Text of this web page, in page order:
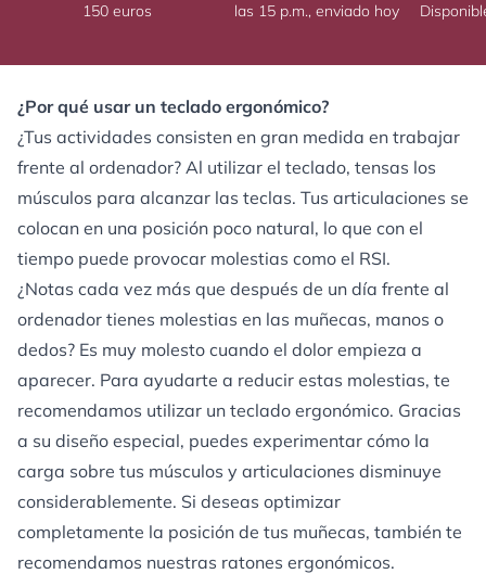
150 euros
las 15 p.m., enviado hoy
¿Por qué usar un teclado ergonómico?
¿Tus actividades consisten en gran medida en trabajar
frente al ordenador? Al utilizar el teclado, tensas los
músculos para alcanzar las teclas. Tus articulaciones se
colocan en una posición poco natural, lo que con el
tiempo puede provocar molestias como el RSI.
¿Notas cada vez más que después de un día frente al
ordenador tienes molestias en las muñecas, manos o
dedos? Es muy molesto cuando el dolor empieza a
aparecer. Para ayudarte a reducir estas molestias, te
recomendamos utilizar un teclado ergonómico. Gracias
a su diseño especial, puedes experimentar cómo la
carga sobre tus músculos y articulaciones disminuye
considerablemente. Si deseas optimizar
completamente la posición de tus muñecas, también te
recomendamos nuestras ratones ergonómicos.